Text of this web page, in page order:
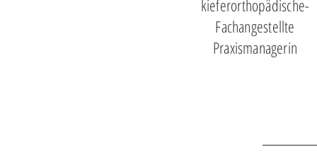
kieferorthopädische-
Fachangestellte
Praxismanagerin